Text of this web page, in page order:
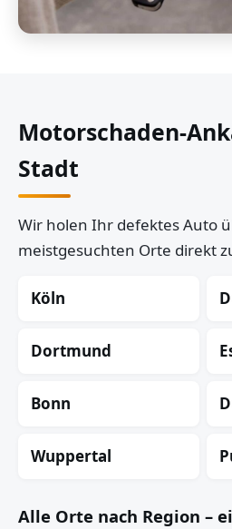
Motorschaden-
Stadt
Wir holen Ihr defektes Auto
meistgesuchten Orte direkt
Köln
Dortmund
Bonn
Wuppertal
Alle Orte nach Region –